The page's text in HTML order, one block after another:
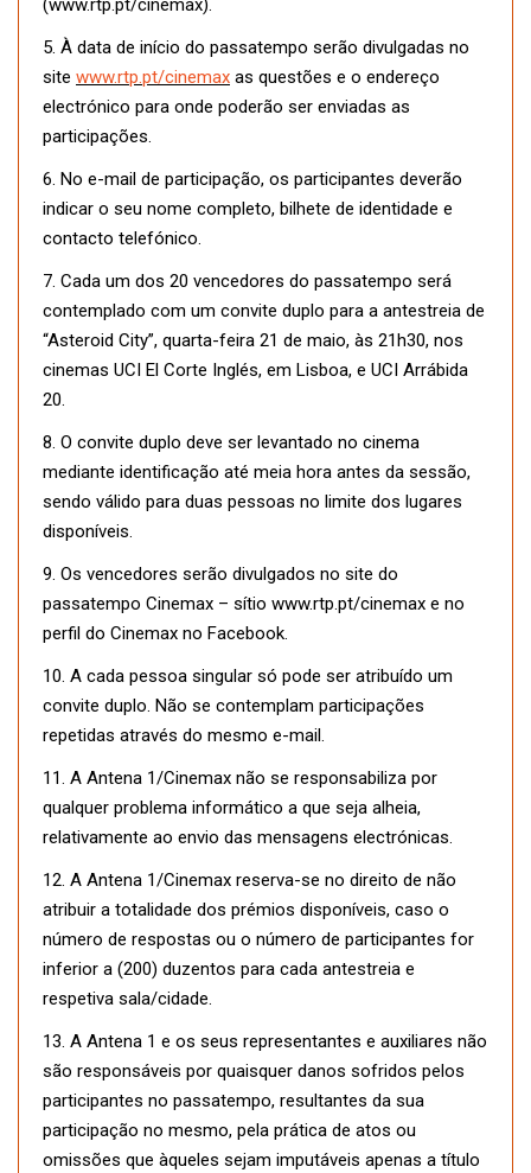
(www.rtp.pt/cinemax).
5. À data de início do passatempo serão divulgadas no
site www.rtp.pt/cinemax as questões e o endereço
electrónico para onde poderão ser enviadas as
participações.
6. No e-mail de participação, os participantes deverão
indicar o seu nome completo, bilhete de identidade e
contacto telefónico.
7. Cada um dos 20 vencedores do passatempo será
contemplado com um convite duplo para a antestreia de
“Asteroid City”, quarta-feira 21 de maio, às 21h30, nos
cinemas UCI El Corte Inglés, em Lisboa, e UCI Arrábida
20.
8. O convite duplo deve ser levantado no cinema
mediante identificação até meia hora antes da sessão,
sendo válido para duas pessoas no limite dos lugares
disponíveis.
9. Os vencedores serão divulgados no site do
passatempo Cinemax – sítio www.rtp.pt/cinemax e no
perfil do Cinemax no Facebook.
10. A cada pessoa singular só pode ser atribuído um
convite duplo. Não se contemplam participações
repetidas através do mesmo e-mail.
11. A Antena 1/Cinemax não se responsabiliza por
qualquer problema informático a que seja alheia,
relativamente ao envio das mensagens electrónicas.
12. A Antena 1/Cinemax reserva-se no direito de não
atribuir a totalidade dos prémios disponíveis, caso o
número de respostas ou o número de participantes for
inferior a (200) duzentos para cada antestreia e
respetiva sala/cidade.
13. A Antena 1 e os seus representantes e auxiliares não
são responsáveis por quaisquer danos sofridos pelos
participantes no passatempo, resultantes da sua
participação no mesmo, pela prática de atos ou
omissões que àqueles sejam imputáveis apenas a título